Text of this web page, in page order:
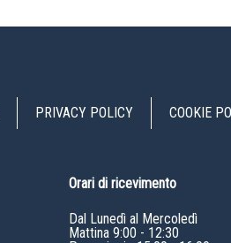
PRIVACY POLICY COOKIE
Orari di ricevimento
Dal Lunedì al Mercoledì
Mattina 9:00 - 12:30